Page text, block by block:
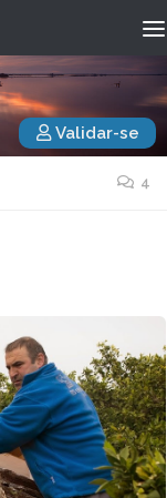
Validar-se
4